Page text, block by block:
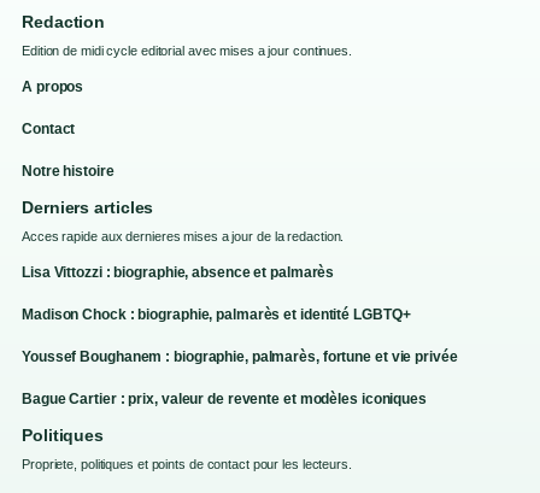
Redaction
Edition de midi cycle editorial avec mises a jour continues.
A propos
Contact
Notre histoire
Derniers articles
Acces rapide aux dernieres mises a jour de la redaction.
Lisa Vittozzi : biographie, absence et palmarès
Madison Chock : biographie, palmarès et identité LGBTQ+
Youssef Boughanem : biographie, palmarès, fortune et vie privée
Bague Cartier : prix, valeur de revente et modèles iconiques
Politiques
Propriete, politiques et points de contact pour les lecteurs.